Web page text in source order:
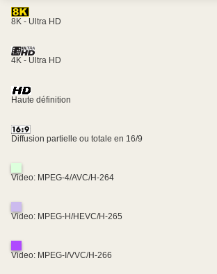
8K - Ultra HD
4K - Ultra HD
Haute définition
Diffusion partielle ou totale en 16/9
Video: MPEG-4/AVC/H-264
Video: MPEG-H/HEVC/H-265
Video: MPEG-I/VVC/H-266